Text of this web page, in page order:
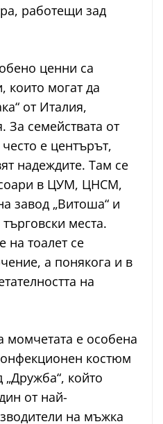
работещи зад
ценни са
които могат да
от Италия,
За семействата от
е центърът,
надеждите. Там се
в ЦУМ, ЦНСМ,
завод „Витоша“ и
места.
на тоалет се
а понякога и в
на
момчетата е особена
костюм
„Дружба“, който
от най-
на мъжка